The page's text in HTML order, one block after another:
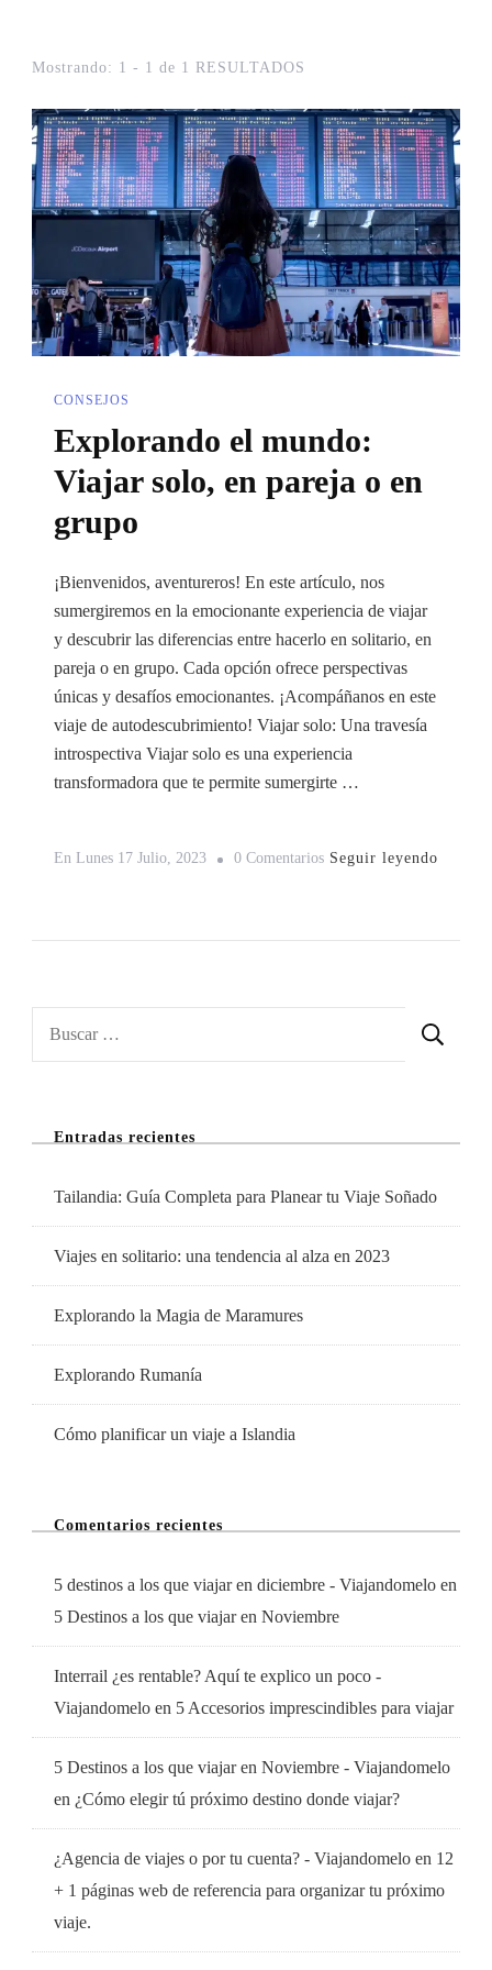
Mostrando: 1 - 1 de 1 RESULTADOS
CONSEJOS
Explorando el mundo:
Viajar solo, en pareja o en
grupo
¡Bienvenidos, aventureros! En este artículo, nos
sumergiremos en la emocionante experiencia de viajar
y descubrir las diferencias entre hacerlo en solitario, en
pareja o en grupo. Cada opción ofrece perspectivas
únicas y desafíos emocionantes. ¡Acompáñanos en este
viaje de autodescubrimiento! Viajar solo: Una travesía
introspectiva Viajar solo es una experiencia
transformadora que te permite sumergirte …
En Lunes 17 Julio, 2023 0 ComentariosEn
En
Seguir leyendo
Entradas recientes
Tailandia: Guía Completa para Planear tu Viaje Soñado
Viajes en solitario: una tendencia al alza en 2023
Explorando la Magia de Maramures
Explorando Rumanía
Cómo planificar un viaje a Islandia
Comentarios recientes
5 destinos a los que viajar en diciembre - Viajandomelo en
5 Destinos a los que viajar en Noviembre
Interrail ¿es rentable? Aquí te explico un poco -
Viajandomelo en 5 Accesorios imprescindibles para viajar
5 Destinos a los que viajar en Noviembre - Viajandomelo
en ¿Cómo elegir tú próximo destino donde viajar?
¿Agencia de viajes o por tu cuenta? - Viajandomelo en 12
+ 1 páginas web de referencia para organizar tu próximo
viaje.